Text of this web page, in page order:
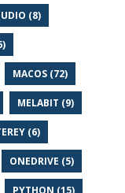
(8)
MACOS (72)
MELABIT (9)
(6)
ONEDRIVE (5)
PYTHON (15)